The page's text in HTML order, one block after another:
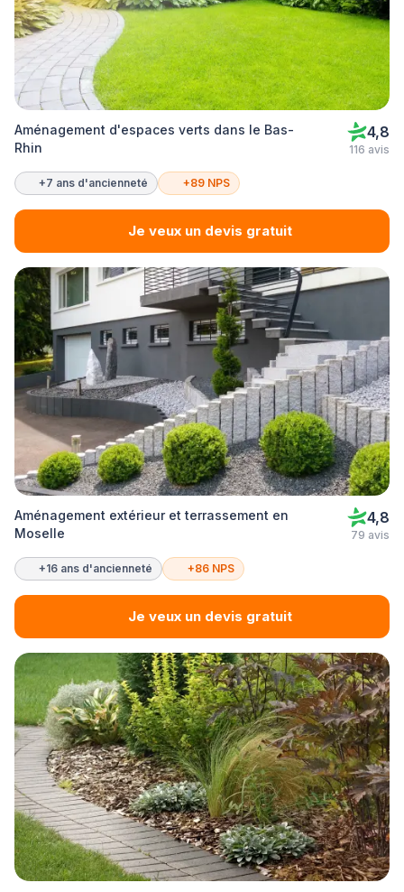
Aménagement d'espaces verts dans le Bas-
Rhin
4,8
116 avis
+7 ans d'ancienneté +89 NPS
Je veux un devis gratuit
Aménagement extérieur et terrassement en
Moselle
4,8
79 avis
+16 ans d'ancienneté +86 NPS
Je veux un devis gratuit